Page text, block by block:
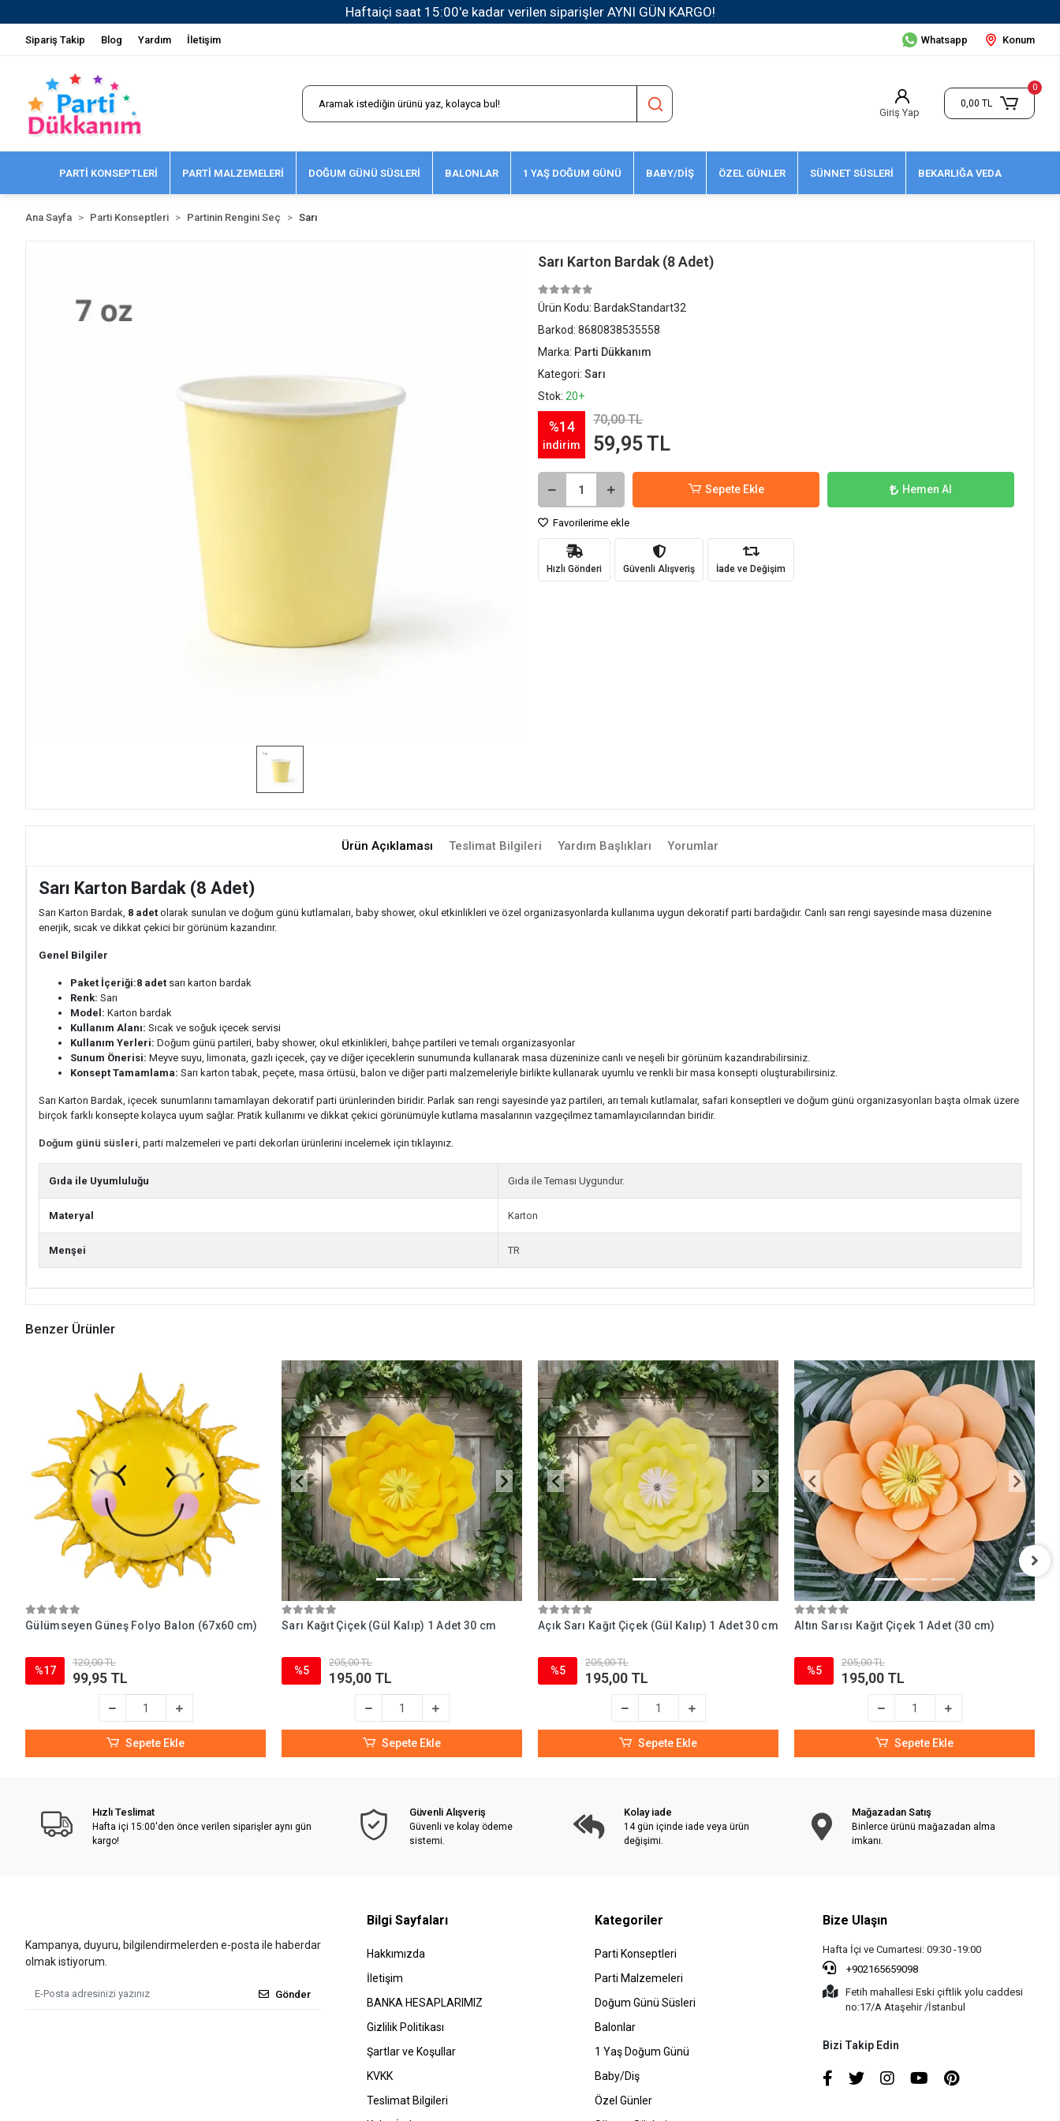
1500 TL ve Üzeri Kargo Ücretsiz!
Sipariş Takip Blog Yardım İletişim Whatsapp Konum
Giriş Yap
0
0,00 TL
PARTİ KONSEPTLERİ PARTİ MALZEMELERİ DOĞUM GÜNÜ SÜSLERİ BALONLAR 1 YAŞ DOĞUM GÜNÜ BABY/DİŞ ÖZEL GÜNLER SÜNNET SÜSLERİ BEKARLIĞA VEDA
Ana Sayfa Parti Konseptleri Partinin Rengini Seç Sarı
Sarı Karton Bardak (8 Adet)
Ürün Kodu: BardakStandart32
Barkod: 8680838535558
Marka: Parti Dükkanım
Kategori: Sarı
Stok: 20+
%14
indirim
70,00 TL
59,95 TL
Sepete Ekle Hemen Al
Favorilerime ekle
Hızlı Gönderi Güvenli Alışveriş İade ve Değişim
Ürün Açıklaması Teslimat Bilgileri Yardım Başlıkları Yorumlar
Sarı Karton Bardak (8 Adet)
Sarı Karton Bardak, 8 adet olarak sunulan ve doğum günü kutlamaları, baby shower, okul etkinlikleri ve özel organizasyonlarda kullanıma uygun dekoratif parti bardağıdır. Canlı sarı rengi sayesinde masa düzenine
enerjik, sıcak ve dikkat çekici bir görünüm kazandırır.
Genel Bilgiler
Paket İçeriği:8 adet sarı karton bardak
Renk: Sarı
Model: Karton bardak
Kullanım Alanı: Sıcak ve soğuk içecek servisi
Kullanım Yerleri: Doğum günü partileri, baby shower, okul etkinlikleri, bahçe partileri ve temalı organizasyonlar
Sunum Önerisi: Meyve suyu, limonata, gazlı içecek, çay ve diğer içeceklerin sunumunda kullanarak masa düzeninize canlı ve neşeli bir görünüm kazandırabilirsiniz.
Konsept Tamamlama: Sarı karton tabak, peçete, masa örtüsü, balon ve diğer parti malzemeleriyle birlikte kullanarak uyumlu ve renkli bir masa konsepti oluşturabilirsiniz.
Sarı Karton Bardak, içecek sunumlarını tamamlayan dekoratif parti ürünlerinden biridir. Parlak sarı rengi sayesinde yaz partileri, arı temalı kutlamalar, safari konseptleri ve doğum günü organizasyonları başta olmak üzere
birçok farklı konsepte kolayca uyum sağlar. Pratik kullanımı ve dikkat çekici görünümüyle kutlama masalarının vazgeçilmez tamamlayıcılarından biridir.
Doğum günü süsleri, parti malzemeleri ve parti dekorları ürünlerini incelemek için tıklayınız.
Gıda ile Uyumluluğu Gıda ile Teması Uygundur.
Materyal Karton
Menşei TR
Benzer Ürünler
Gülümseyen Güneş Folyo Balon (67x60 cm)
%17
120,00 TL
99,95 TL
Sepete Ekle
Sarı Kağıt Çiçek (Gül Kalıp) 1 Adet 30 cm
%5
205,00 TL
195,00 TL
Sepete Ekle
Açık Sarı Kağıt Çiçek (Gül Kalıp) 1 Adet 30 cm
%5
205,00 TL
195,00 TL
Sepete Ekle
Altın Sarısı Kağıt Çiçek 1 Adet (30 cm)
%5
205,00 TL
195,00 TL
Sepete Ekle
Hızlı Teslimat
Hafta içi 15:00'den önce verilen siparişler aynı gün
kargo!
Güvenli Alışveriş
Güvenli ve kolay ödeme
sistemi.
Kolay iade
14 gün içinde iade veya ürün
değişimi.
Mağazadan Satış
Binlerce ürünü mağazadan alma
imkanı.
Kampanya, duyuru, bilgilendirmelerden e-posta ile haberdar
olmak istiyorum.
Gönder
Bilgi Sayfaları
Hakkımızda
İletişim
BANKA HESAPLARIMIZ
Gizlilik Politikası
Şartlar ve Koşullar
KVKK
Teslimat Bilgileri
Kategoriler
Parti Konseptleri
Parti Malzemeleri
Doğum Günü Süsleri
Balonlar
1 Yaş Doğum Günü
Baby/Diş
Özel Günler
Bize Ulaşın
Hafta İçi ve Cumartesi: 09:30 -19:00
+902165659098
Fetih mahallesi Eski çiftlik yolu caddesi
no:17/A Ataşehir /İstanbul
Bizi Takip Edin